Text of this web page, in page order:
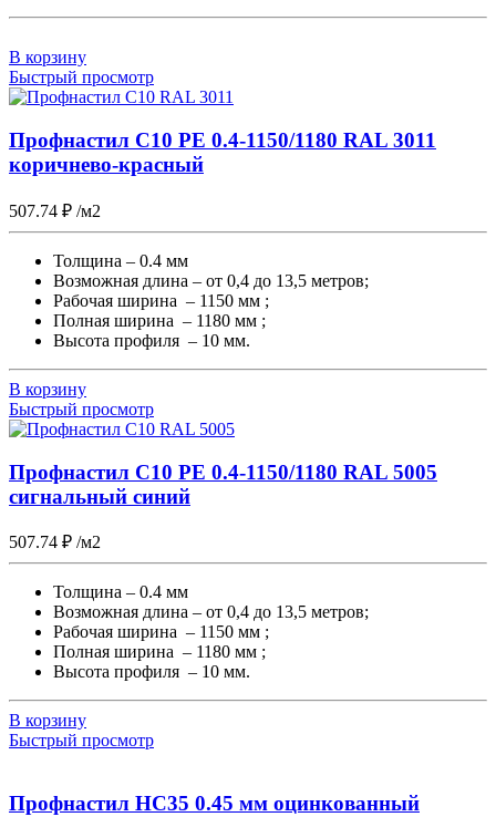
В корзину
Быстрый просмотр
Профнастил С10 PE 0.4-1150/1180 RAL 3011
коричнево-красный
507.74 ₽ /м2
Толщина – 0.4 мм
Возможная длина – от 0,4 до 13,5 метров;
Рабочая ширина – 1150 мм ;
Полная ширина – 1180 мм ;
Высота профиля – 10 мм.
В корзину
Быстрый просмотр
Профнастил С10 PE 0.4-1150/1180 RAL 5005
сигнальный синий
507.74 ₽ /м2
Толщина – 0.4 мм
Возможная длина – от 0,4 до 13,5 метров;
Рабочая ширина – 1150 мм ;
Полная ширина – 1180 мм ;
Высота профиля – 10 мм.
В корзину
Быстрый просмотр
Профнастил НС35 0.45 мм оцинкованный